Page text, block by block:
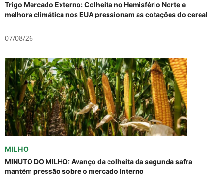
Trigo Mercado Externo: Colheita no Hemisfério Norte e
melhora climática nos EUA pressionam as cotações do cereal
07/08/26
MILHO
MINUTO DO MILHO: Avanço da colheita da segunda safra
mantém pressão sobre o mercado interno